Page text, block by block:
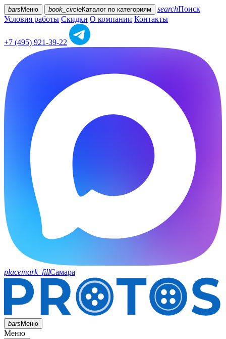
bars Меню book_circleКаталог по категориям searchПоиск
Условия работы Скидки О компании Контакты
+7 (495) 921-39-22
placemark_fillСамара
barsМеню
Меню